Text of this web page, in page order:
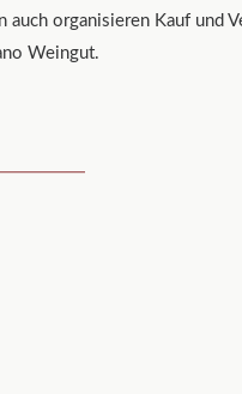
organisieren Kauf und
Weingut.